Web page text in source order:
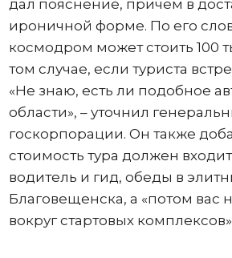
дал пояснение, причем в
ироничной форме. По его
космодром может стоить 100
том случае, если туриста
«Не знаю, есть ли подобное
области», – уточнил
госкорпорации. Он также
стоимость тура должен
водитель и гид, обеды в
Благовещенска, а «потом вас
вокруг стартовых